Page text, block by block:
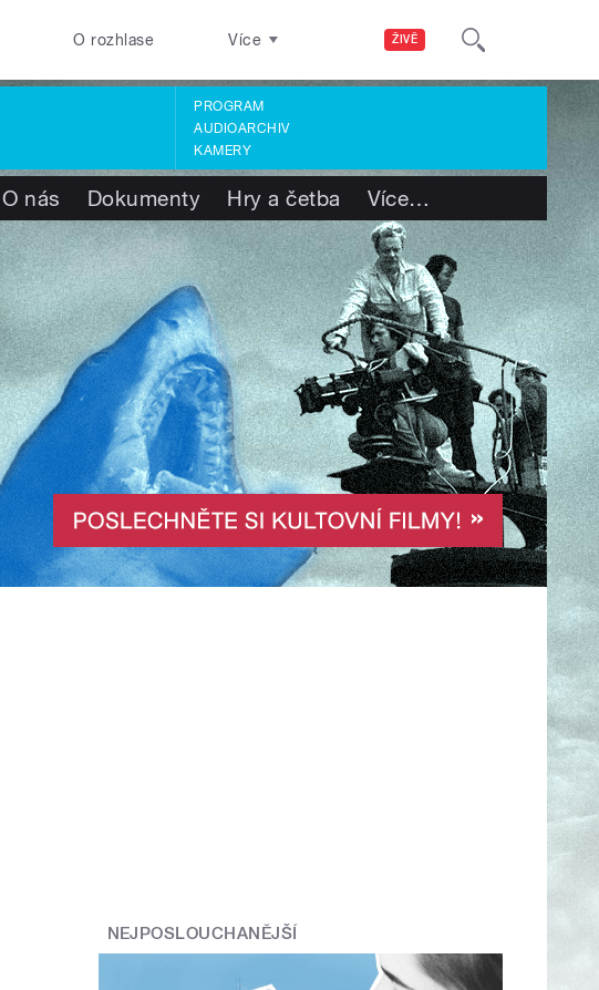
ŽIVĚ
O rozhlase Více
PROGRAM
AUDIOARCHIV
KAMERY
O nás Dokumenty Hry a četba Více…
NEJPOSLOUCHANĚJŠÍ